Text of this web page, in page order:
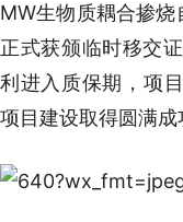
MW生物质耦合掺烧
正式获颁临时移交
利进入质保期，项
项目建设取得圆满成